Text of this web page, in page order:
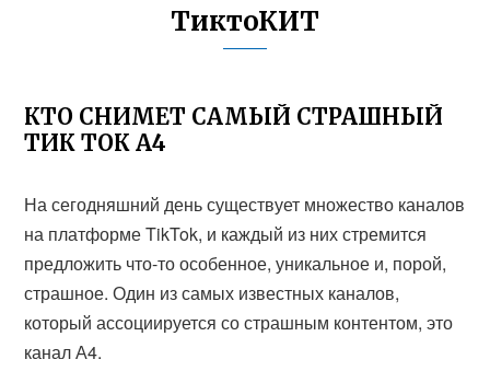
ТиктоКИТ
КТО СНИМЕТ САМЫЙ СТРАШНЫЙ
ТИК ТОК А4
На сегодняшний день существует множество каналов
на платформе TikTok, и каждый из них стремится
предложить что-то особенное, уникальное и, порой,
страшное. Один из самых известных каналов,
который ассоциируется со страшным контентом, это
канал А4.